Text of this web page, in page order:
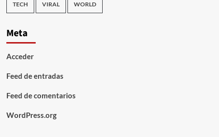
TECH VIRAL WORLD
Meta
Acceder
Feed de entradas
Feed de comentarios
WordPress.org